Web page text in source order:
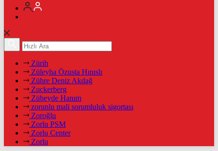
Zürih
Züleyha Özusta Hınıslı
Zühre Deniz Akdağ
Zuckerberg
Zübeyde Hanım
zorunlu mali sorumluluk sigortası
Zoroğlu
Zorlu PSM
Zorlu Center
Zorlu